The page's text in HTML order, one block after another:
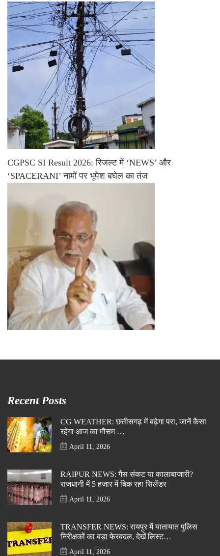
CGPSC SI Result 2026: रिजल्ट में ‘NEWS’ और
‘SPACERANI’ नामों पर भूपेश बघेल का तंज
Recent Posts
CG WEATHER: छत्तीसगढ़ में बढ़ेगा परा, जानें कैसा
रहेगा आज का मौसम …
April 11, 2026
RAIPUR NEWS: गैस संकट या कालाबाजारी?
राजधानी में 5 हजार में बिक रहा सिलेंडर
April 11, 2026
TRANSFER NEWS: रायपुर में यातायात पुलिस
निरीक्षकों का बड़ा फेरबदल, देखें लिस्ट…
April 11, 2026